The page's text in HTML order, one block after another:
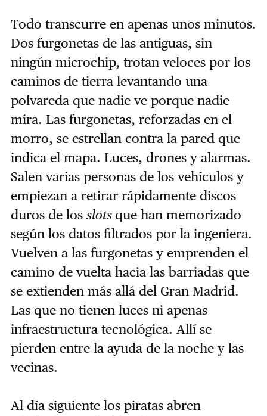
Todo transcurre en apenas unos minutos.
Dos furgonetas de las antiguas, sin
ningún microchip, trotan veloces por los
caminos de tierra levantando una
polvareda que nadie ve porque nadie
mira. Las furgonetas, reforzadas en el
morro, se estrellan contra la pared que
indica el mapa. Luces, drones y alarmas.
Salen varias personas de los vehículos y
empiezan a retirar rápidamente discos
duros de los slotsque han memorizado
según los datos filtrados por la ingeniera.
Vuelven a las furgonetas y emprenden el
camino de vuelta hacia las barriadas que
se extienden más allá del Gran Madrid.
Las que no tienen luces ni apenas
infraestructura tecnológica. Allí se
pierden entre la ayuda de la noche y las
vecinas.
Al día siguiente los piratas abren